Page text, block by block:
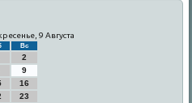
9 Августа
Вс
2
9
16
23